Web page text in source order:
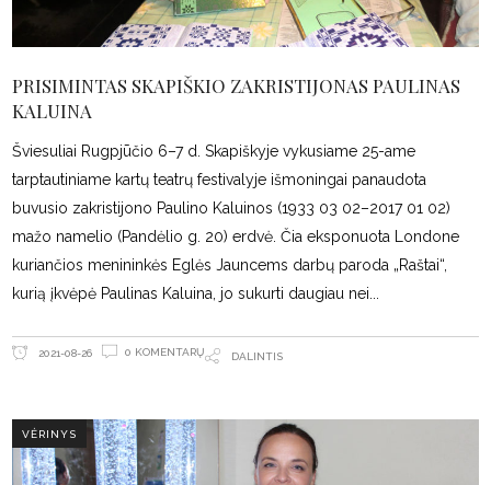
PRISIMINTAS SKAPIŠKIO ZAKRISTIJONAS PAULINAS
KALUINA
Šviesuliai Rugpjūčio 6–7 d. Skapiškyje vykusiame 25-ame
tarptautiniame kartų teatrų festivalyje išmoningai panaudota
buvusio zakristijono Paulino Kaluinos (1933 03 02–2017 01 02)
mažo namelio (Pandėlio g. 20) erdvė. Čia eksponuota Londone
kuriančios menininkės Eglės Jauncems darbų paroda „Raštai“,
kurią įkvėpė Paulinas Kaluina, jo sukurti daugiau nei
2021-08-26 0 KOMENTARŲ DALINTIS
VĖRINYS